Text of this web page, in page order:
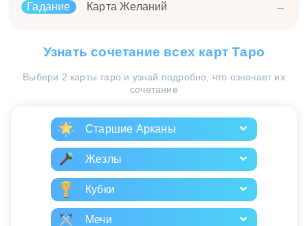
Гадание
Карта Желаний →
Узнать сочетание всех карт Таро
Выбери 2 карты таро и узнай подробно, что означает их
сочетание
Старшие Арканы
Жезлы
Кубки
Мечи